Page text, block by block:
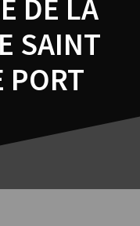
DE LA
SAINT
PORT